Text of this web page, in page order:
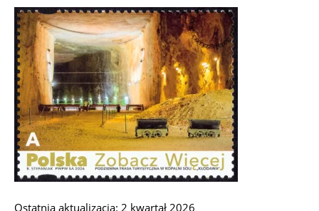
Ostatnia aktualizacja: 2 kwartał 2026